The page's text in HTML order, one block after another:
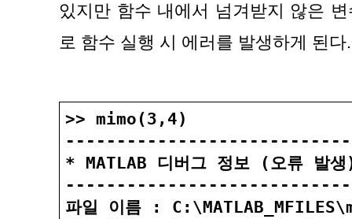
있지만 함수 내에서 넘겨받지 않은
로 함수 실행 시 에러를 발생하게 된다.
>> mimo(3,4)
* MATLAB 디버그 정보 (오류 발
파일 이름 :